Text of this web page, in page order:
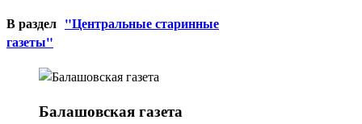
В раздел "Центральные старинные
газеты"
Балашовскаягазета